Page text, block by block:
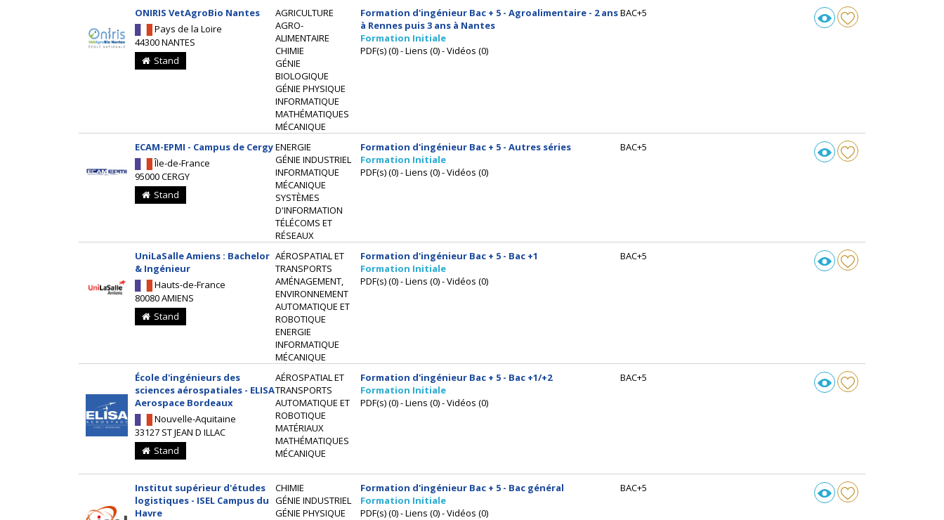
ONIRIS VetAgroBio Nantes
Pays de la Loire
44300 NANTES
Stand
AGRICULTURE
AGRO-
ALIMENTAIRE
CHIMIE
GÉNIE
BIOLOGIQUE
GÉNIE PHYSIQUE
INFORMATIQUE
MATHÉMATIQUES
MÉCANIQUE
Formation d'ingénieur Bac + 5 - Agroalimentaire - 2 ans
à Rennes puis 3 ans à Nantes
Formation Initiale
PDF(s) (0) - Liens (0) - Vidéos (0)
BAC+5
ECAM-EPMI - Campus de Cergy
Île-de-France
95000 CERGY
Stand
ENERGIE
GÉNIE INDUSTRIEL
INFORMATIQUE
MÉCANIQUE
SYSTÈMES
D'INFORMATION
TÉLÉCOMS ET
RÉSEAUX
Formation d'ingénieur Bac + 5 - Autres séries
Formation Initiale
PDF(s) (0) - Liens (0) - Vidéos (0)
BAC+5
UniLaSalle Amiens : Bachelor
& Ingénieur
Hauts-de-France
80080 AMIENS
Stand
AÉROSPATIAL ET
TRANSPORTS
AMÉNAGEMENT,
ENVIRONNEMENT
AUTOMATIQUE ET
ROBOTIQUE
ENERGIE
INFORMATIQUE
MÉCANIQUE
Formation d'ingénieur Bac + 5 - Bac +1
Formation Initiale
PDF(s) (0) - Liens (0) - Vidéos (0)
BAC+5
École d'ingénieurs des
sciences aérospatiales - ELISA
Aerospace Bordeaux
Nouvelle-Aquitaine
33127 ST JEAN D ILLAC
Stand
AÉROSPATIAL ET
TRANSPORTS
AUTOMATIQUE ET
ROBOTIQUE
MATÉRIAUX
MATHÉMATIQUES
MÉCANIQUE
Formation d'ingénieur Bac + 5 - Bac +1/+2
Formation Initiale
PDF(s) (0) - Liens (0) - Vidéos (0)
BAC+5
Institut supérieur d'études
logistiques - ISEL Campus du
Havre
CHIMIE
GÉNIE INDUSTRIEL
GÉNIE PHYSIQUE
Formation d'ingénieur Bac + 5 - Bac général
Formation Initiale
PDF(s) (0) - Liens (0) - Vidéos (0)
BAC+5